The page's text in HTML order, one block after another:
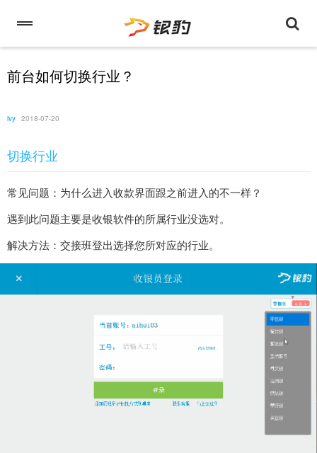
前台如何切换行业？
ivy 2018-07-20
切换行业
常见问题： 为什么进入收款界面跟之前进入的不一样？
遇到此问题主要是收银软件的所属行业没选对。
解决方法：交接班登出选择您所对应的行业。